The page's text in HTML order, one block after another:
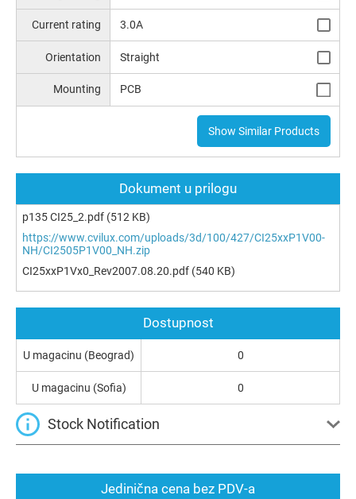
Current rating 3.0A
Orientation Straight
Mounting PCB
Show Similar Products
Dokument u prilogu
p135 CI25_2.pdf (512 KB)
https://www.cvilux.com/uploads/3d/100/427/CI25xxP1V00-
NH/CI2505P1V00_NH.zip
CI25xxP1Vx0_Rev2007.08.20.pdf (540 KB)
Jedinična cena bez PDV-a
Dostupnost
U magacinu (Beograd) 0
U magacinu (Sofia) 0
Stock Notification